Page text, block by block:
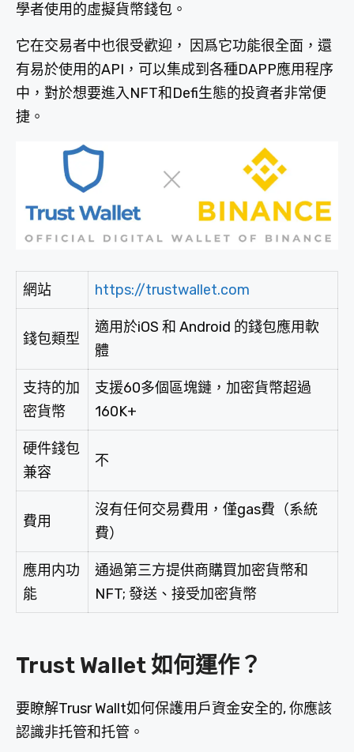
學者使用的虛擬貨幣錢包。
它在交易者中也很受歡迎， 因爲它功能很全面，還
有易於使用的API，可以集成到各種DAPP應用程序
中，對於想要進入NFT和Defi生態的投資者非常便
捷。
網站 https://trustwallet.com
錢包類型
適用於iOS 和 Android 的錢包應用軟
體
支持的加
密貨幣
支援60多個區塊鏈，加密貨幣超過
160K+
硬件錢包
兼容
不
費用
沒有任何交易費用，僅gas費（系統
費）
應用内功
能
通過第三方提供商購買加密貨幣和
NFT; 發送、接受加密貨幣
Trust Wallet 如何運作？
要瞭解Trusr Wallt如何保護用戶資金安全的, 你應該
認識非托管和托管。